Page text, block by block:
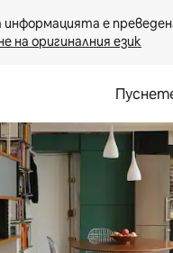
на оригиналния език